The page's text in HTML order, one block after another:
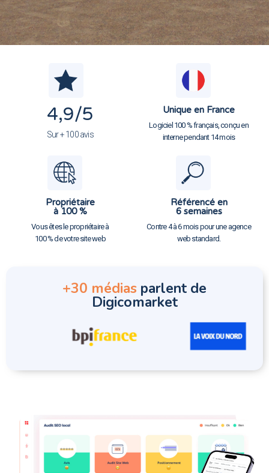
4,9/5
Sur + 100 avis
Unique en France
Logiciel 100 % français, conçu en
interne pendant 14 mois
Propriétaire
à 100 %
Vous êtes le propriétaire à
100 % de votre site web
Référencé en
6 semaines
Contre 4 à 6 mois pour une agence
web standard.
+30 médias parlent de
Digicomarket